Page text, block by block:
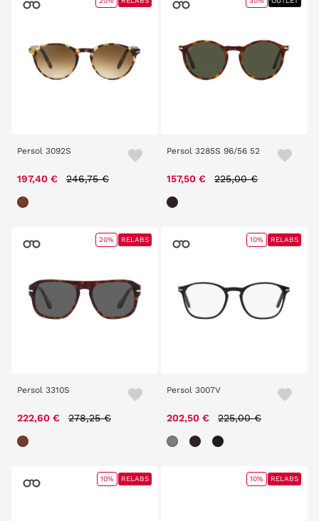
Persol 3092S
197,40 € Price reduced from
246,75 €
Persol 3285S 96/56 52
157,50 € Price reduced from
225,00 €
Persol 3310S
222,60 € Price reduced from
278,25 €
20% RELABS
Persol 3007V
202,50 € Price reduced from
225,00 €
10% RELABS
10% RELABS 10% RELABS